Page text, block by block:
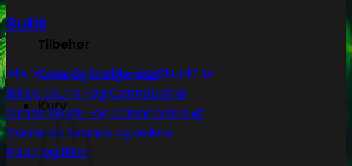
Tilbehør
Tape og fastgørelse
Kurv
Butik
Alle vores Cannabis -og Skunkfrø
Billige Skunk -og Cannabisfrø
Gratis Skunk -og Cannabisfrø 🌿
Cannabis brands og avlere
Papir og filter